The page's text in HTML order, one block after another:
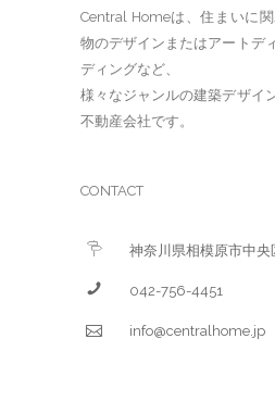
Central Homeは、住まいに
物のデザインまたはアートデ
ディングなど、
様々なジャンルの建築デザイ
不動産会社です。
CONTACT
神奈川県相模原市中
042-756-4451
info@centralhome.jp